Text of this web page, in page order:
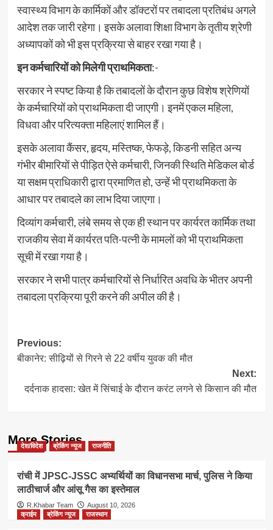
स्वास्थ्य विभाग के कार्मिकों और डॉक्टरों पर तबादला प्रतिबंध अगले
आदेश तक जारी रहेगा। इसके अलावा शिक्षा विभाग के तृतीय श्रेणी
अध्यापकों को भी इस प्रक्रिया से बाहर रखा गया है।
इन कर्मचारियों को मिलेगी प्राथमिकता:-
सरकार ने स्पष्ट किया है कि तबादलों के दौरान कुछ विशेष श्रेणियों
के कर्मचारियों को प्राथमिकता दी जाएगी। इनमें एकल महिला,
विधवा और परित्यक्ता महिलाएं शामिल हैं।
इसके अलावा कैंसर, हृदय, मस्तिष्क, फेफड़े, किडनी सहित अन्य
गंभीर बीमारियों से पीड़ित ऐसे कर्मचारी, जिनकी स्थिति मेडिकल बोर्ड
या सक्षम प्राधिकारी द्वारा प्रमाणित हो, उन्हें भी प्राथमिकता के
आधार पर तबादले का लाभ दिया जाएगा।
दिव्यांग कर्मचारी, लंबे समय से एक ही स्थान पर कार्यरत कार्मिक तथा
राजकीय सेवा में कार्यरत पति-पत्नी के मामलों को भी प्राथमिकता
सूची में रखा गया है।
सरकार ने सभी पात्र कर्मचारियों से निर्धारित अवधि के भीतर अपनी
तबादला प्रक्रिया पूरी करने की अपील की है।
Post
navigation
Previous:
बीकानेर: सीढ़ियों से गिरने से 22 वर्षीय युवक की मौत
Next:
दर्दनाक हादसा: खेत में सिंचाई के दौरान करंट लगने से किसान की मौत
More Stories
देश/विदेश ब्रेकिंग न्यूज राजनीति
रांची में JPSC-JSSC अभ्यर्थियों का विधानसभा मार्च, पुलिस ने किया
लाठीचार्ज और आंसू गैस का इस्तेमाल
R.Khabar Team
August 10, 2026
क्राईम
ब्रेकिंग न्यूज राजस्थान